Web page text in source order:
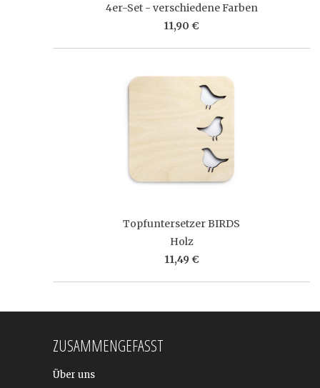
4er-Set - verschiedene Farben
11,90 €
Topfuntersetzer BIRDS
Holz
11,49 €
ZUSAMMENGEFASST
Über uns